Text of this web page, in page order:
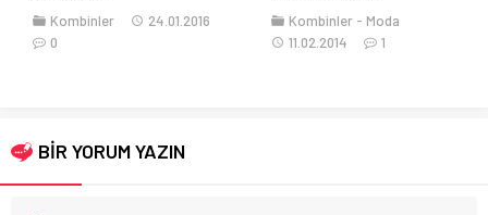
Kombinler
24.01.2016
0
Kombinler
Moda
11.02.2014
1
BİR YORUM YAZIN